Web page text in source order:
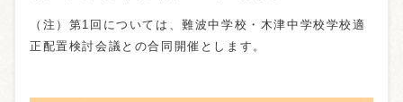
（注）第1回については、難波中学校・木津中学校学校適
正配置検討会議との合同開催とします。